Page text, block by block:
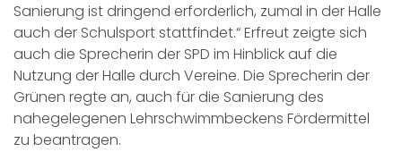
Sanierung ist dringend erforderlich, zumal in der Halle
auch der Schulsport stattfindet.“ Erfreut zeigte sich
auch die Sprecherin der SPD im Hinblick auf die
Nutzung der Halle durch Vereine. Die Sprecherin der
Grünen regte an, auch für die Sanierung des
nahegelegenen Lehrschwimmbeckens Fördermittel
zu beantragen.